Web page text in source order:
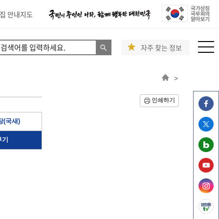
안내지도
자주 찾는 정보
>
인쇄하기
(국새)